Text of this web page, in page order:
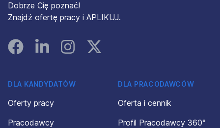
Dobrze Cię poznać!
Znajdź ofertę pracy i APLIKUJ.
FacebookLinked InInstagramInstagram
DLA KANDYDATÓW
Oferty pracy
Pracodawcy
DLA PRACODAWCÓW
Oferta i cennik
Profil Pracodawcy 360°